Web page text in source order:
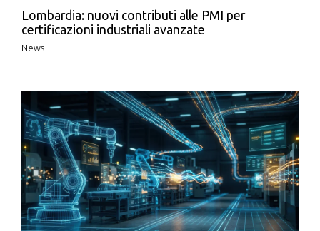
Lombardia: nuovi contributi alle PMI per
certificazioni industriali avanzate
News